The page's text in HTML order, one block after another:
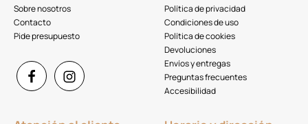
Sobre nosotros
Contacto
Pide presupuesto
Política de privacidad
Condiciones de uso
Política de cookies
Devoluciones
Envíos y entregas
Preguntas frecuentes
Accesibilidad